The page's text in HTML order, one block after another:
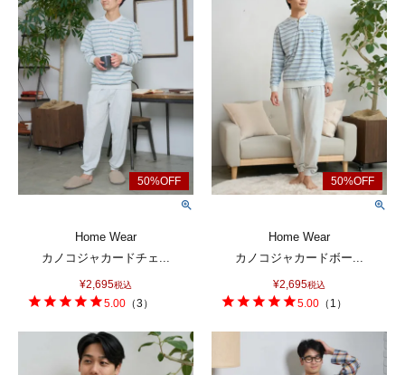
Home Wear
カノコジャカードチェ...
¥2,695税込
5.00 （3 ）
Home Wear
カノコジャカードボー...
¥2,695税込
5.00 （ 1 ）